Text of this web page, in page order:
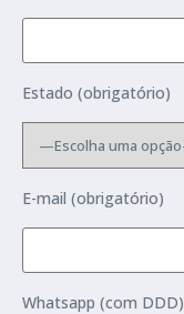
Estado (obrigatório)
E-mail (obrigatório)
Whatsapp (com DDD)